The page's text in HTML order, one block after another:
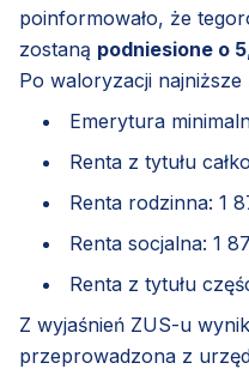
poinformowało, że
zostaną podniesione o
Po waloryzacji najniższe
Emerytura
Renta z tytułu
Renta rodzinna: 1
Renta socjalna: 1
Renta z tytułu
Z wyjaśnień ZUS-u
przeprowadzona z